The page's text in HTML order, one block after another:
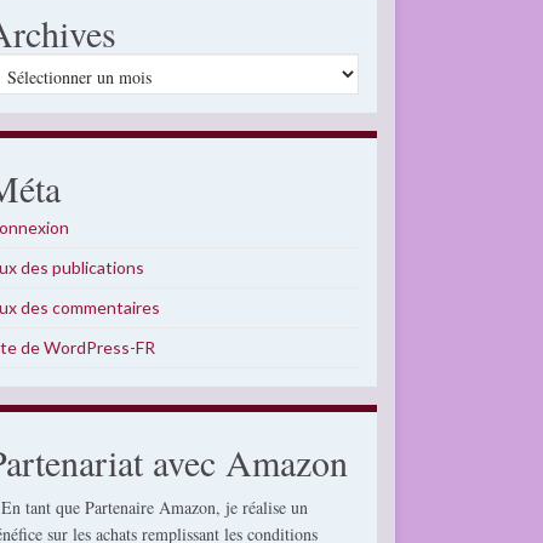
des publications
des commentaires
de WordPress-FR
avec Amazon
tant que Partenaire Amazon, je réalise un
sur les achats remplissant les conditions